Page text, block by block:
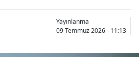
Yayınlanma
09 Temmuz 2026 - 11:13